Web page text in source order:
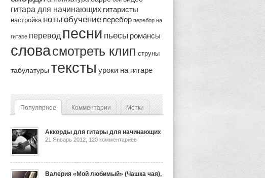
гитара для начинающих гитаристы
настройка ноты обучение перебор перебор на
гитаре перевод песни пьесы романсы
словасмотреть клип струны
табулатуры тексты уроки на гитаре
Популярное Комментарии Метки
Аккорды для гитары для начинающих
21 Январь 2012, 120 комментариев
Валерия «Мой любимый» (Чашка чая),